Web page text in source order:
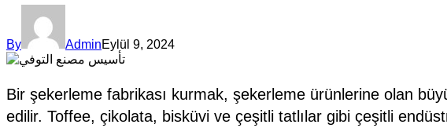
By AdminEylül 9, 2024
Bir şekerleme fabrikası kurmak, şekerleme ürünlerine olan
edilir. Toffee, çikolata, bisküvi ve çeşitli tatlılar gibi çeşitli